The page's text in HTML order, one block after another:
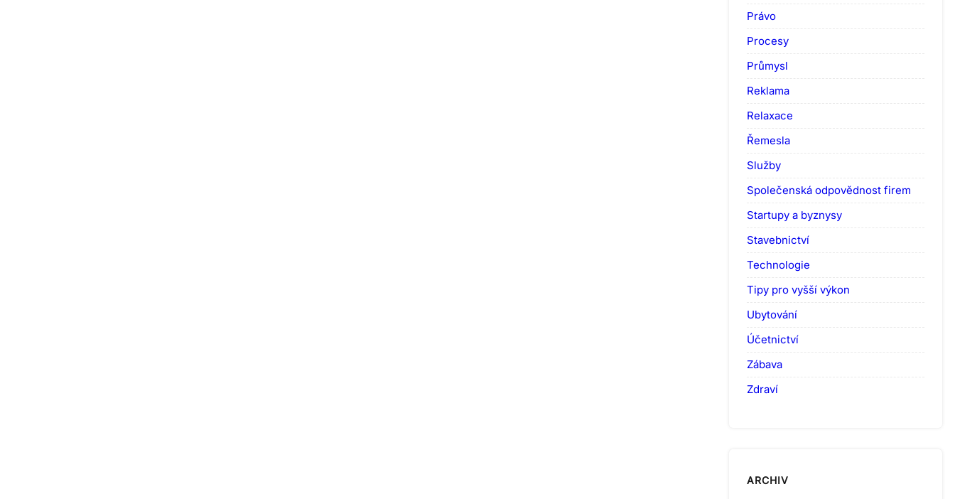
Právo
Procesy
Průmysl
Reklama
Relaxace
Řemesla
Služby
Společenská odpovědnost firem
Startupy a byznysy
Stavebnictví
Technologie
Tipy pro vyšší výkon
Ubytování
Účetnictví
Zábava
Zdraví
ARCHIV